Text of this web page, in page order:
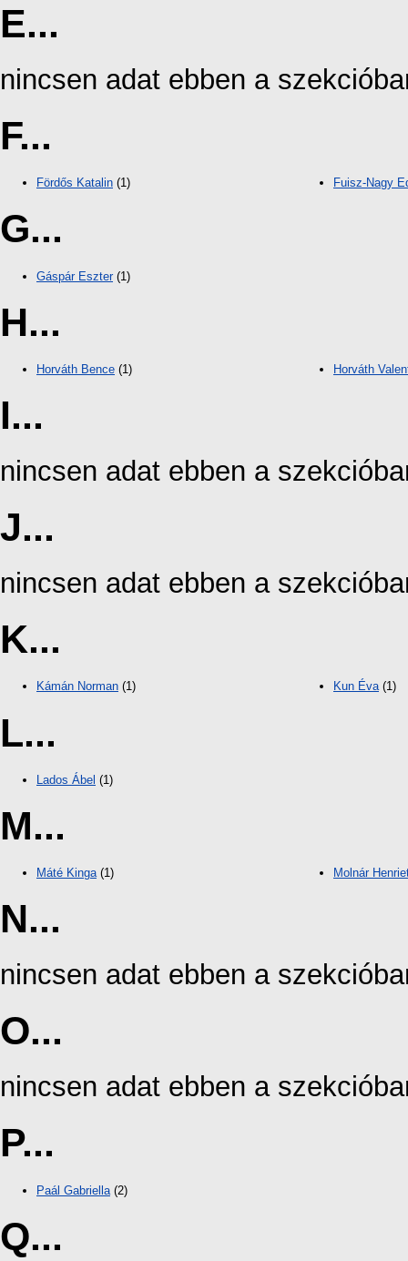
E...
nincsen adat ebben a
F...
Fördős Katalin (1) Fuisz-Nagy
G...
Gáspár Eszter(1)
H...
Horváth Bence (1) Horváth
I...
nincsen adat ebben a
J...
nincsen adat ebben a
K...
Kámán Norman (1) Kun Éva(1)
L...
Lados Ábel (1)
M...
Máté Kinga (1) Molnár
N...
nincsen adat ebben a
O...
nincsen adat ebben a
P...
Paál Gabriella (2)
Q...